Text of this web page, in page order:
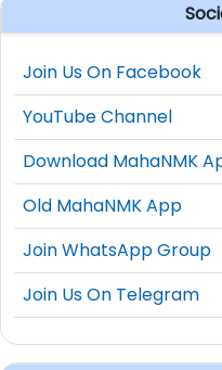
Join Us On Facebook
YouTube Channel
Download MahaNMK
Old MahaNMK App
Join WhatsApp Group
Join Us On Telegram